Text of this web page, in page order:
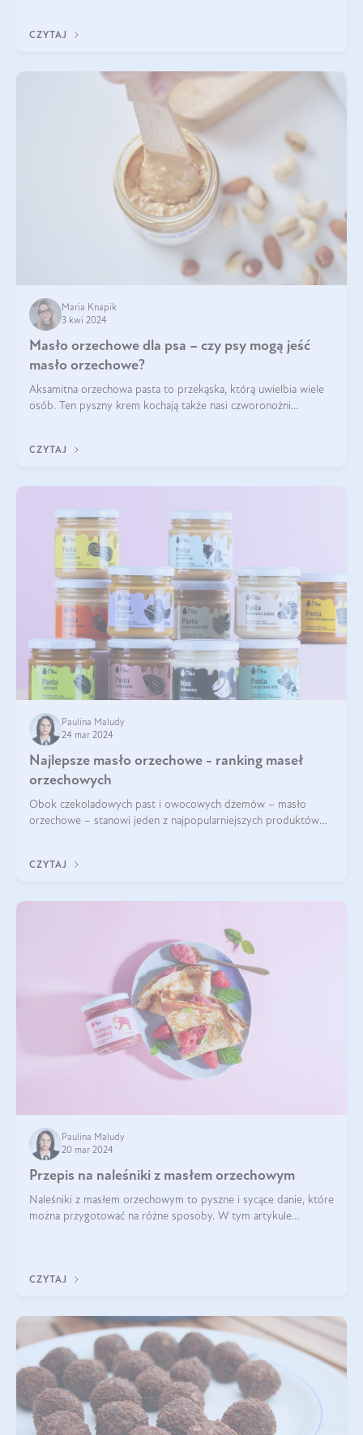
CZYTAJ
Maria Knapik
3 kwi 2024
Masło orzechowe dla psa – czy psy mogą jeść
masło orzechowe?
Aksamitna orzechowa pasta to przekąska, którą uwielbia wiele
osób. Ten pyszny krem kochają także nasi czworonożni
CZYTAJ
Paulina Maludy
24 mar 2024
Najlepsze masło orzechowe - ranking maseł
orzechowych
Obok czekoladowych past i owocowych dżemów – masło
orzechowe – stanowi jeden z najpopularniejszych produktów
CZYTAJ
Paulina Maludy
20 mar 2024
Przepis na naleśniki z masłem orzechowym
Naleśniki z masłem orzechowym to pyszne i sycące danie, które
można przygotować na różne sposoby. W tym artykule
CZYTAJ